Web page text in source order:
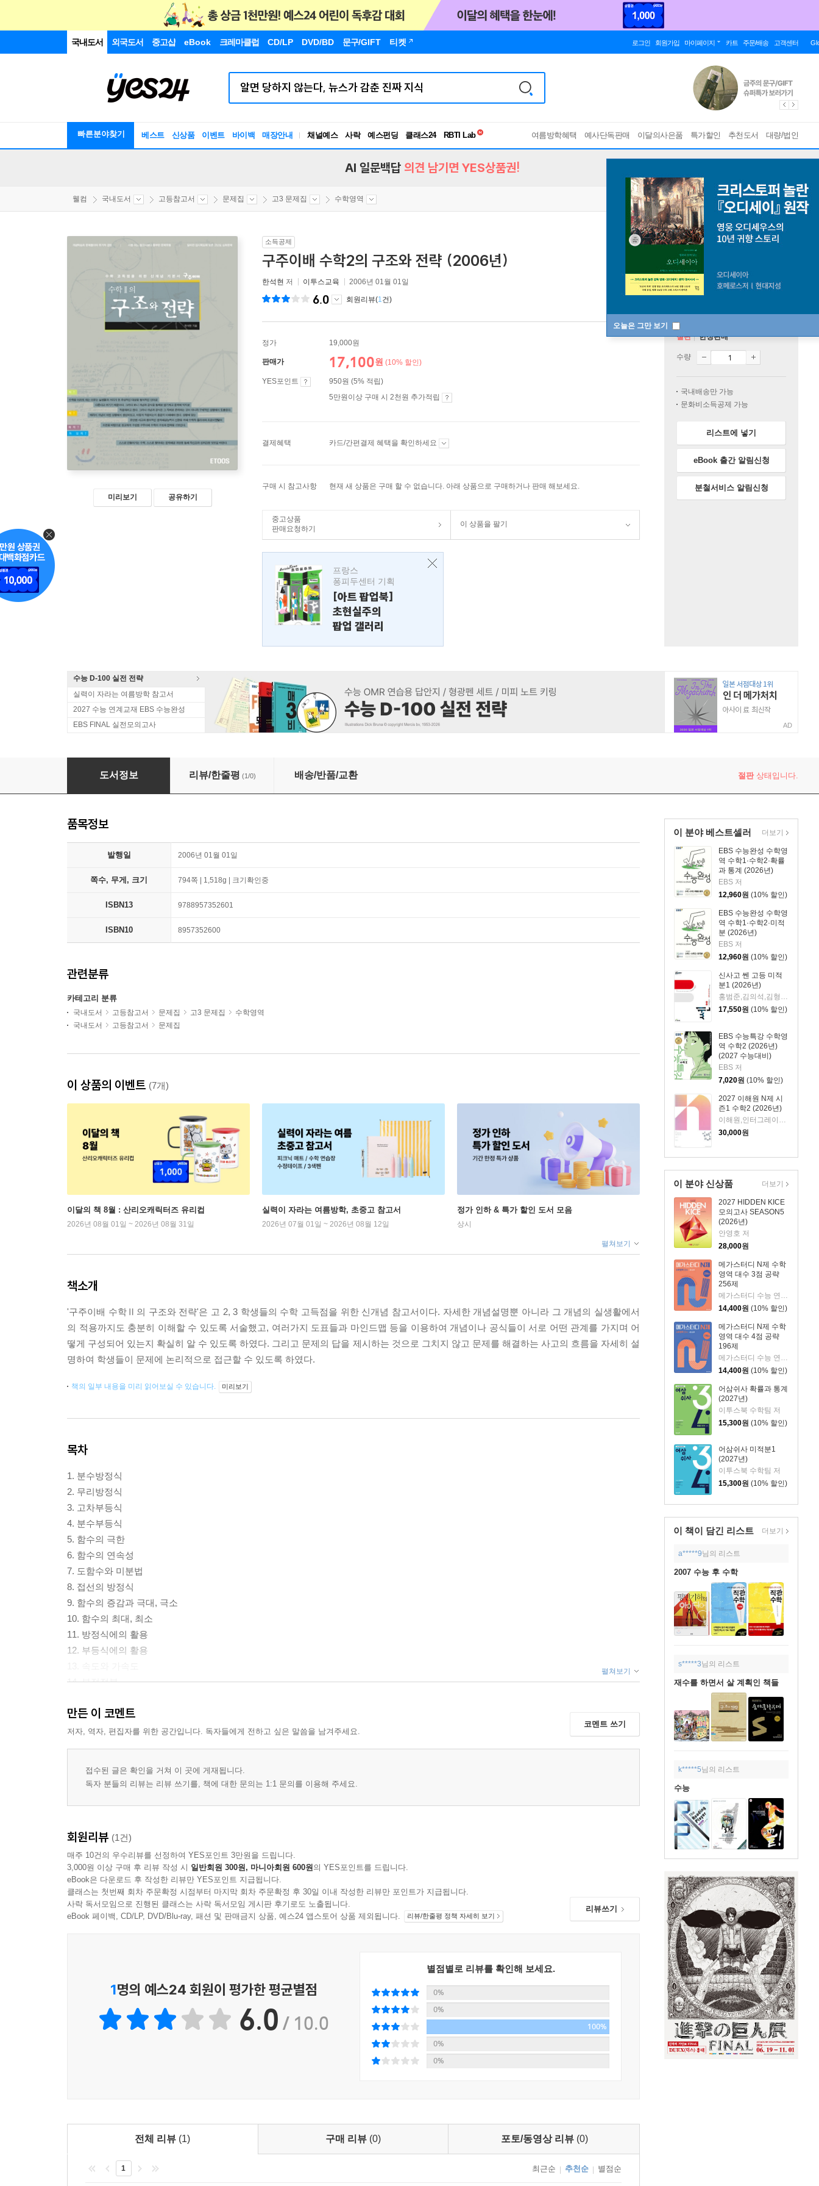
국내도서 외국도서 중고샵 eBook 크레마클럽 CD/LP DVD/BD 문구/GIFT 티켓 로그인 회원가입 마이페이지 카트 주문/배송 고객센터
빠른분야찾기 베스트 신상품 이벤트 바이백 매장안내 채널예스 사락 예스펀딩 클래스24
독서유형검사
여름방학혜택 예사단독판매 이달의사은품 특가할인 추천도서 대량/법인
오늘은 그만 보기
AI 일문백답 의견 남기면 YES상품권!
웰컴 국내도서 고등참고서 문제집 고3 문제집 수학영역
미리보기 공유하기
소득공제
구주이배 수학2의 구조와 전략 (2006년)
한석현 저 이투스교육 2006년 01월 01일
6.0 회원리뷰(1건)
정가 19,000원
판매가 17,100원 (10% 할인)
YES포인트
950원 (5% 적립)
5만원이상 구매 시 2천원 추가적립
결제혜택 카드/간편결제 혜택을 확인하세요
구매 시 참고사항 현재 새 상품은 구매 할 수 없습니다. 아래 상품으로 구매하거나 판매 해보세요.
중고상품
판매요청하기
이 상품을 팔기
프랑스
퐁피두센터 기획
[아트 팝업북]
초현실주의
팝업 갤러리
절판 한정판매
수량
국내배송만 가능
문화비소득공제 가능
리스트에 넣기
eBook 출간 알림신청
분철서비스 알림신청
수능 D-100 실전 전략
실력이 자라는 여름방학 참고서
2027 수능 연계교재 EBS 수능완성
EBS FINAL 실전모의고사
AD
구주이배 수학2의 구조와 전략 (2006년)
도서정보 리뷰/한줄평 (1/0) 배송/반품/교환 절판상태입니다.
이 분야 베스트셀러
EBS 수능완성 수학영
역 수학1·수학2·확률
과 통계 (2026년)
EBS 저
12,960원 (10% 할인)
EBS 수능완성 수학영
역 수학1·수학2·미적
분 (2026년)
EBS 저
12,960원 (10% 할인)
신사고 쎈 고등 미적
분1 (2026년)
홍범준,김의석,김형정,김형균,신사고수학콘텐츠연구회 공저
17,550원 (10% 할인)
EBS 수능특강 수학영
역 수학2 (2026년)
(2027 수능대비)
EBS 저
7,020원 (10% 할인)
2027 이해원 N제 시
즌1 수학2 (2026년)
이해원,인터그레이트 저
30,000원
더보기
이 분야 신상품
2027 HIDDEN KICE
모의고사 SEASON5
(2026년)
안영호 저
28,000원
메가스터디 N제 수학
영역 대수 3점 공략
256제
14,400원 (10% 할인)
메가스터디 N제 수학
영역 대수 4점 공략
196제
14,400원 (10% 할인)
어삼쉬사 확률과 통계
(2027년)
이투스북 수학팀 저
15,300원 (10% 할인)
어삼쉬사 미적분1
(2027년)
이투스북 수학팀 저
15,300원 (10% 할인)
더보기
이 책이 담긴 리스트 더보기
a*****9님의 리스트
2007 수능 후 수학
s*****3님의 리스트
재수를 하면서 살 계획인 책들
k*****5님의 리스트
수능
품목정보
발행일 2006년 01월 01일
쪽수, 무게, 크기 794쪽 | 1,518g | 크기확인중
ISBN13 9788957352601
ISBN10 8957352600
관련분류
카테고리 분류
국내도서 고등참고서 문제집 고3 문제집
수학영역
국내도서
고등참고서 문제집
이 상품의 이벤트 (7개)
이달의 책 8월 : 산리오캐릭터즈 유리컵
2026년 08월 01일 ~ 2026년 08월 31일
실력이 자라는 여름방학, 초중고 참고서
2026년 07월 01일 ~ 2026년 08월 12일
정가 인하 & 특가 할인 도서 모음
상시
펼쳐보기
책소개
'구주이배 수학Ⅱ의 구조와 전략'은 고 2, 3 학생들의 수학 고득점을 위한 신개념 참고서이다. 자세한 개념설명뿐 아니라 그 개념의 실생활에서
의 적용까지도 충분히 이해할 수 있도록 서술했고, 여러가지 도표들과 마인드맵 등을 이용하여 개념이나 공식들이 서로 어떤 관계를 가지며 어
떻게 구성되어 있는지 확실히 알 수 있도록 하였다. 그리고 문제의 답을 제시하는 것으로 그치지 않고 문제를 해결하는 사고의 흐름을 자세히 설
명하여 학생들이 문제에 논리적으로 접근할 수 있도록 하였다.
책의 일부 내용을 미리 읽어보실 수 있습니다. 미리보기
목차
1. 분수방정식
2. 무리방정식
3. 고차부등식
4. 분수부등식
5. 함수의 극한
6. 함수의 연속성
7. 도함수와 미분법
8. 접선의 방정식
9. 함수의 증감과 극대, 극소
10. 함수의 최대, 최소
11. 방정식에의 활용
12. 부등식에의 활용
14. 부정적분
16. 정적분에 대한 여러 가지 문제
17. 정적분과 무한급수
20. 속도와 거리
22. 포물선과 직선
24. 타원과 직선
25. 쌍곡선의 방정식
26. 쌍곡선과 직선
27. 직선과 평면의 위치관계
28. 정사영과 여러 가지공간도형문제
29. 공간좌표
33. 벡터의 성분
34. 벡터의 내적
35. 직선의 방정식
36. 평면의 방정식
펼쳐보기
만든 이 코멘트
저자, 역자, 편집자를 위한 공간입니다. 독자들에게 전하고 싶은 말씀을 남겨주세요.
코멘트 쓰기
접수된 글은 확인을 거쳐 이 곳에 게재됩니다.
독자 분들의 리뷰는 리뷰 쓰기를, 책에 대한 문의는 1:1 문의를 이용해 주세요.
회원리뷰 (1건)
매주 10건의 우수리뷰를 선정하여 YES포인트 3만원을 드립니다.
3,000원 이상 구매 후 리뷰 작성 시 일반회원 300원, 마니아회원 600원의 YES포인트를 드립니다.
eBook은 다운로드 후 작성한 리뷰만 YES포인트 지급됩니다.
클래스는 첫번째 회차 주문확정 시점부터 마지막 회차 주문확정 후 30일 이내 작성한 리뷰만 포인트가 지급됩니다.
사락 독서모임으로 진행된 클래스는 사락 독서모임 게시판 후기로도 노출됩니다.
eBook 페이백, CD/LP, DVD/Blu-ray, 패션 및 판매금지 상품, 예스24 앱스토어 상품 제외됩니다.
리뷰/한줄평 정책 자세히 보기
리뷰쓰기
1명의 예스24 회원이 평가한 평균별점
6.0 / 10.0
별점별로 리뷰를 확인해 보세요.
0%
0%
100%
0%
0%
전체 리뷰 (1) 구매 리뷰 (0) 포토/동영상 리뷰 (0)
1 최근순 추천순 별점순